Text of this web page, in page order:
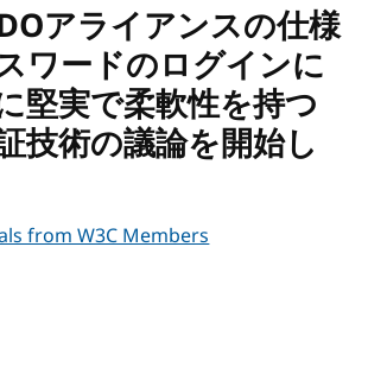
アライアンスの仕様
ワードのログインに
堅実で柔軟性を持つ
技術の議論を開始し
from W3C Members